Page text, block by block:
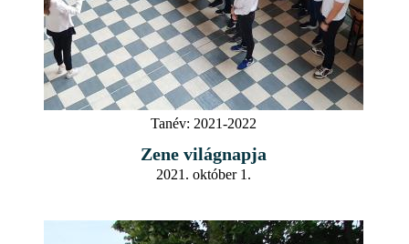
Tanév: 2021-2022
Zene világnapja
2021. október 1.